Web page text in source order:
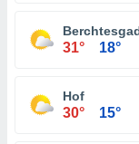
31° 18°
Hof
30° 15°